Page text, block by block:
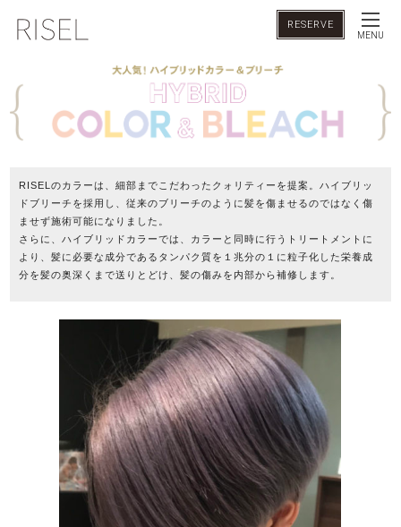
RESERVE
MENU
RISELのカラーは、細部までこだわったクォリティーを提案。ハイブリッ
ドブリーチを採用し、従来のブリーチのように髪を傷ませるのではなく傷
ませず施術可能になりました。
さらに、ハイブリッドカラーでは、カラーと同時に行うトリートメントに
より、髪に必要な成分であるタンパク質を１兆分の１に粒子化した栄養成
分を髪の奥深くまで送りとどけ、髪の傷みを内部から補修します。